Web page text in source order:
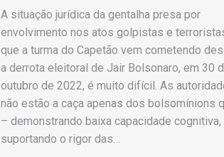
A situação jurídica da gentalha presa por
envolvimento nos atos golpistas e
que a turma do Capetão vem cometendo
a derrota eleitoral de Jair Bolsonaro, em 30
outubro de 2022, é muito difícil. As
não estão a caça apenas dos bolsomínions
– demonstrando baixa capacidade cognitiva,
suportando o rigor das…